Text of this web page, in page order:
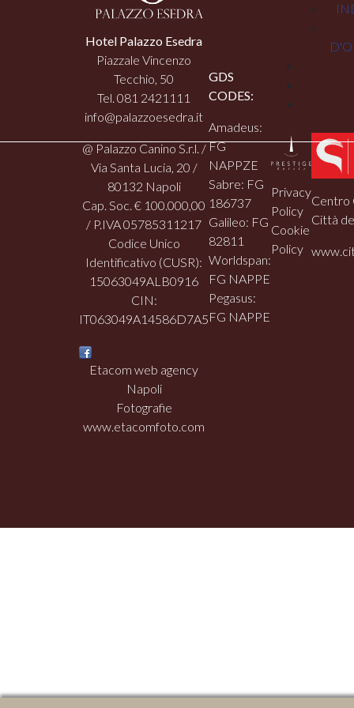
Hotel Palazzo Esedra
Piazzale Vincenzo
Tecchio, 50
Tel. 081 2421111
info@palazzoesedra.it
@ Palazzo Canino S.r.l. /
Via Santa Lucia, 20 /
80132 Napoli
Cap. Soc. € 100.000,00
/ P.IVA 05785311217
Codice Unico
Identificativo (CUSR):
15063049ALB0916
CIN:
IT063049A14586D7A5
Etacom web agency
Napoli
Fotografie
www.etacomfoto.com
GDS
CODES:
Amadeus:
FG
NAPPZE
Sabre: FG
186737
Galileo: FG
82811
Worldspan:
FG NAPPE
Pegasus:
FG NAPPE
Privacy
Policy
Cookie
Policy
Centro
Città